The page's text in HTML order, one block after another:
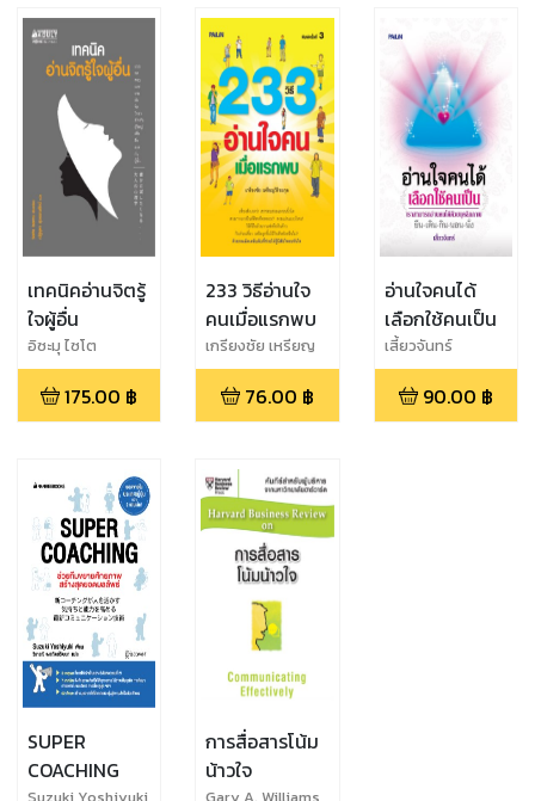
เทคนิคอ่านจิตรู้
ใจผู้อื่น
อิซะมุ ไซโต
175.00 ฿
233 วิธีอ่านใจ
คนเมื่อแรกพบ
เกรียงชัย เหรียญ
วิริยะกุล
76.00 ฿
อ่านใจคนได้
เลือกใช้คนเป็น
เสี้ยวจันทร์
90.00 ฿
SUPER
COACHING
การสื่อสารโน้ม
น้าวใจ